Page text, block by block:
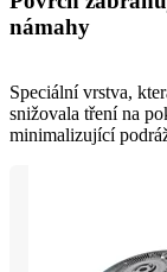
námahy
Speciální vrstva,
snižovala tření na
minimalizující